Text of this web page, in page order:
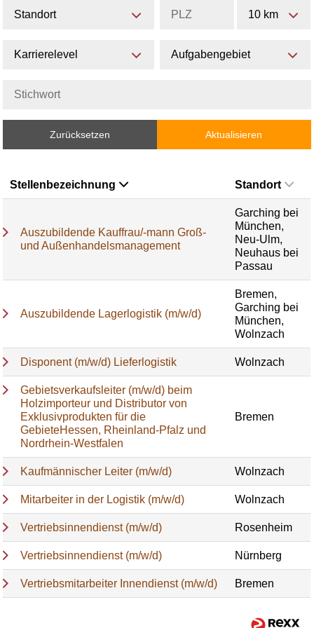
Standort 10 km
Karrierelevel Aufgabengebiet
Zurücksetzen Aktualisieren
Stellenbezeichnung Standort
Auszubildende Kauffrau/-mann Groß-
und Außenhandelsmanagement
Garching bei
München,
Neu-Ulm,
Neuhaus bei
Passau
Auszubildende Lagerlogistik (m/w/d)
Bremen,
Garching bei
München,
Wolnzach
Disponent (m/w/d) Lieferlogistik Wolnzach
Gebietsverkaufsleiter (m/w/d) beim
Holzimporteur und Distributor von
Exklusivprodukten für die
GebieteHessen, Rheinland-Pfalz und
Nordrhein-Westfalen
Bremen
Kaufmännischer Leiter (m/w/d) Wolnzach
Mitarbeiter in der Logistik (m/w/d) Wolnzach
Vertriebsinnendienst (m/w/d) Rosenheim
Vertriebsinnendienst (m/w/d) Nürnberg
Vertriebsmitarbeiter Innendienst (m/w/d) Bremen